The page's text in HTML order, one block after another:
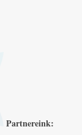
Partnereink: